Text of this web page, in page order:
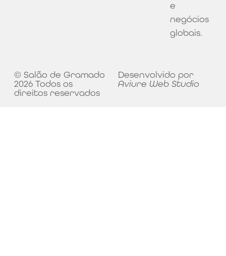
e
negócios
globais.
© Salão de Gramado
2026 Todos os
direitos reservados
Desenvolvido por
Aviure Web Studio